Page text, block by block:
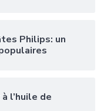
Philips: un
l’huile de